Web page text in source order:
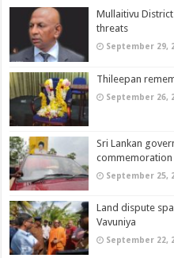
Mullaitivu
threats
September 29,
Thileepan
September 26,
Sri Lankan
commemoration
September 25,
Land dispute
Vavuniya
September 22,